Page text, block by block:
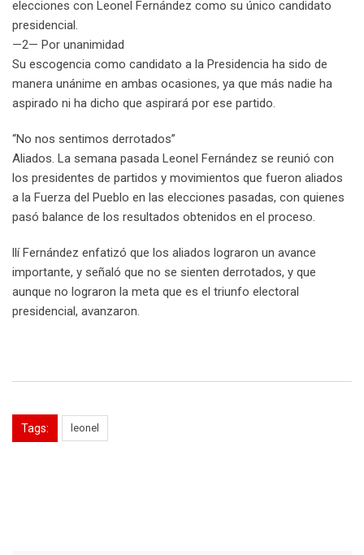
elecciones con Leonel Fernández como su único candidato
presidencial.
—2— Por unanimidad
Su escogencia como candidato a la Presidencia ha sido de
manera unánime en ambas ocasiones, ya que más nadie ha
aspirado ni ha dicho que aspirará por ese partido.
“No nos sentimos derrotados”
Aliados. La semana pasada Leonel Fernández se reunió con
los presidentes de partidos y movimientos que fueron aliados
a la Fuerza del Pueblo en las elecciones pasadas, con quienes
pasó balance de los resultados obtenidos en el proceso.
llí Fernández enfatizó que los aliados lograron un avance
importante, y señaló que no se sienten derrotados, y que
aunque no lograron la meta que es el triunfo electoral
presidencial, avanzaron.
Tags: leonel